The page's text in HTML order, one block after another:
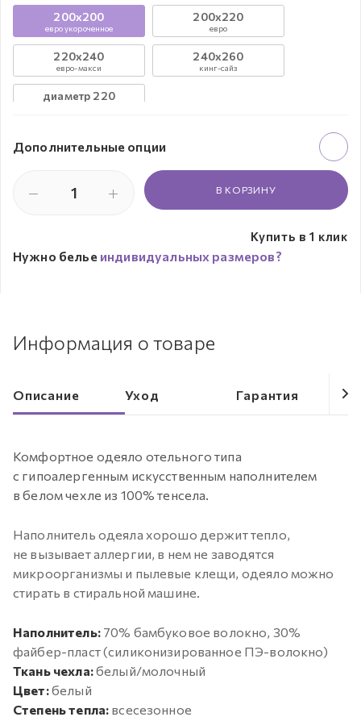
200х200
евро укороченное
200х220
евро
220х240
евро-макси
240х260
кинг-сайз
диаметр 220
Дополнительные опции
В КОРЗИНУ
Купить в 1 клик
Нужно белье индивидуальных размеров?
Информация о товаре
Описание Уход Гарантия
Комфортное одеяло отельного типа
с гипоалергенным искусственным наполнителем
в белом чехле из 100% тенсела.
Наполнитель одеяла хорошо держит тепло,
не вызывает аллергии, в нем не заводятся
микроорганизмы и пылевые клещи, одеяло можно
стирать в стиральной машине.
Наполнитель:70% бамбуковое волокно, 30%
файбер-пласт (силиконизированное ПЭ-волокно)
Ткань чехла:белый/молочный
Цвет:белый
Степень тепла: всесезонное